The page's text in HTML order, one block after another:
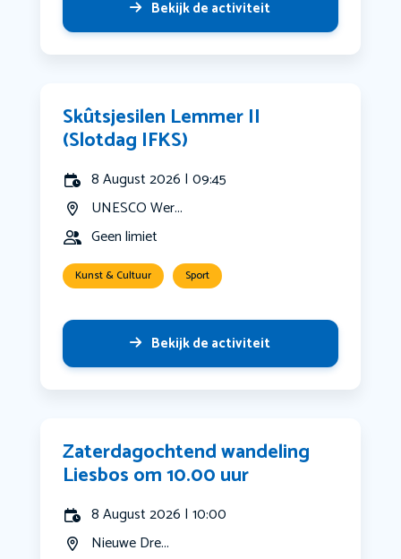
Bekijk de activiteit
Skûtsjesilen Lemmer II
(Slotdag IFKS)
8 August 2026 | 09:45
UNESCO Wer...
Geen limiet
Kunst & Cultuur Sport
Bekijk de activiteit
Zaterdagochtend wandeling
Liesbos om 10.00 uur
8 August 2026 | 10:00
Nieuwe Dre...